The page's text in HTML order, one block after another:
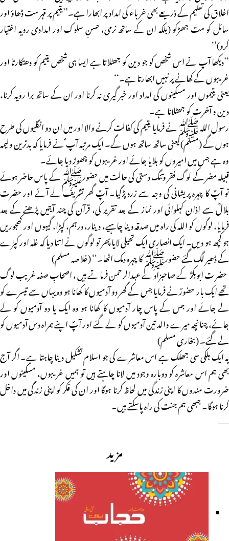
اخلاق کی تعلیم کے ذریعے بھی غرباء کی امداد پر ابھارا ہے۔’’یتیم پر قہر مت ڈھاؤ اور
سائل کو مت جھڑکو (بلکہ ان کے ساتھ نرمی، حسنِ سلوک اور امدادی رویہ اختیار
کرو)‘‘
’’دیکھا آپ نے اس شخص کو جو دین کو جھٹلاتا ہے ایسا ہی شخص یتیم کو دھتکارتا اور
غریبوں کے کھانے پر نہیں ابھارتا ہے۔‘‘
یعنی یتیموں اور مسکینوں کی امداد اور خبر گیری نہ کرنا اور ان کے ساتھ برا رویہ کرنا،
دین و آخرت کو جھٹلانا ہے۔
رسول اللہ ﷺ نے فرمایا یتیم کی کفالت کرنے والا اور میں ان دو انگلیوں کی طرح
ہوں گے (مسلم) یعنی ساتھ ساتھ ہوں گے۔ ایک مرتبہ آپ ؐ نے فرمایا کہ بدترین ولیمہ
وہ ہے جس میں امیروں کو بلایا جائے اور غریبوں کو چھوڑ دیا جائے۔
قبیلہ مضر کے لوگ فقر وتنگ دستی کی حالت میں حضورﷺ کے پاس حاضر ہوئے
تو آپؐ کا چہرہ پریشانی کی وجہ سے زرد پڑگیا۔ آپؐ گھر تشریف لے آئے اور حضرت
بلالؓ سے اذان کہلوائی اور نماز کے بعد تقریر کی، قرآن کی چند آیتیں پڑھنے کے بعد
فرمایا، لوگوں کو اللہ کی راہ میں صدقہ دینا چاہیے، دینار، درہم، کپڑا، گیہوں اور کھجوریں
جو کچھ ہو دیں۔ ایک انصاری ایک تھیلی لایا پھر تو لوگوں نے اتنا دیا کہ غلہ اور کپڑے
کے ڈھیر لگ گئے حضورﷺ کا چہرہ دمک اٹھا۔‘‘ (خلاصہ مسلم)
حضرت ابوبکرؓ کے صاحبزادے عبدالرحمن فرماتے ہیں، اصحابِ صفہ غریب لوگ
تھے ایک بار حضورؐ نے فرمایا جس کے گھر دو آدمیوں کا کھانا ہو وہ یہاں سے تیسرے کو
لے جائے اور جس کے پاس چار آدمیوں کا کھانا ہو وہ ایک یا دو آدمیوں کو لے
جائے، چنانچہ میرے والد تین آدمیوں کو لے گئے اور آپؐ اپنے ہمراہ دس آدمیوں کو
لے گئے۔ (بخاری مسلم)
یہ ایک ہلکی سی جھلک ہے اس معاشرے کی جو اسلام تشکیل دینا چاہتا ہے۔ اگر آج
بھی ہم اس معاشرہ کو دوبارہ وجود میں لانا چاہتے ہیں تو ہمیں غریبوں، مسکینوں اور
ضرورت مندوں کا اپنی زندگی میں لحاظ کرنا ہوگا اور ان کی فکر کو اپنی زندگی میں داخل
کرنا ہوگا۔ جبھی ہم جنت کی راہ پاسکتے ہیں۔
——
مزید